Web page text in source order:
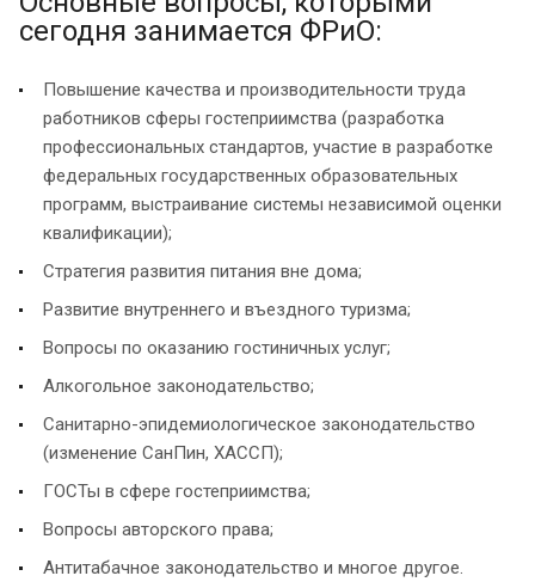
сегодня занимается ФРиО:
Повышение качества и производительности труда
работников сферы гостеприимства (разработка
профессиональных стандартов, участие в разработке
федеральных государственных образовательных
программ, выстраивание системы независимой оценки
квалификации);
Стратегия развития питания вне дома;
Развитие внутреннего и въездного туризма;
Вопросы по оказанию гостиничных услуг;
Алкогольное законодательство;
Санитарно-эпидемиологическое законодательство
(изменение СанПин, ХАССП);
ГОСТы в сфере гостеприимства;
Вопросы авторского права;
Антитабачное законодательство и многое другое.